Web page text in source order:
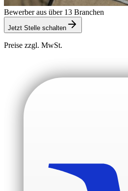
Bewerber aus über 13 Branchen
Jetzt Stelle schalten
Preise zzgl. MwSt.